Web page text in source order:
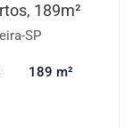
189m²
SP
189 m²